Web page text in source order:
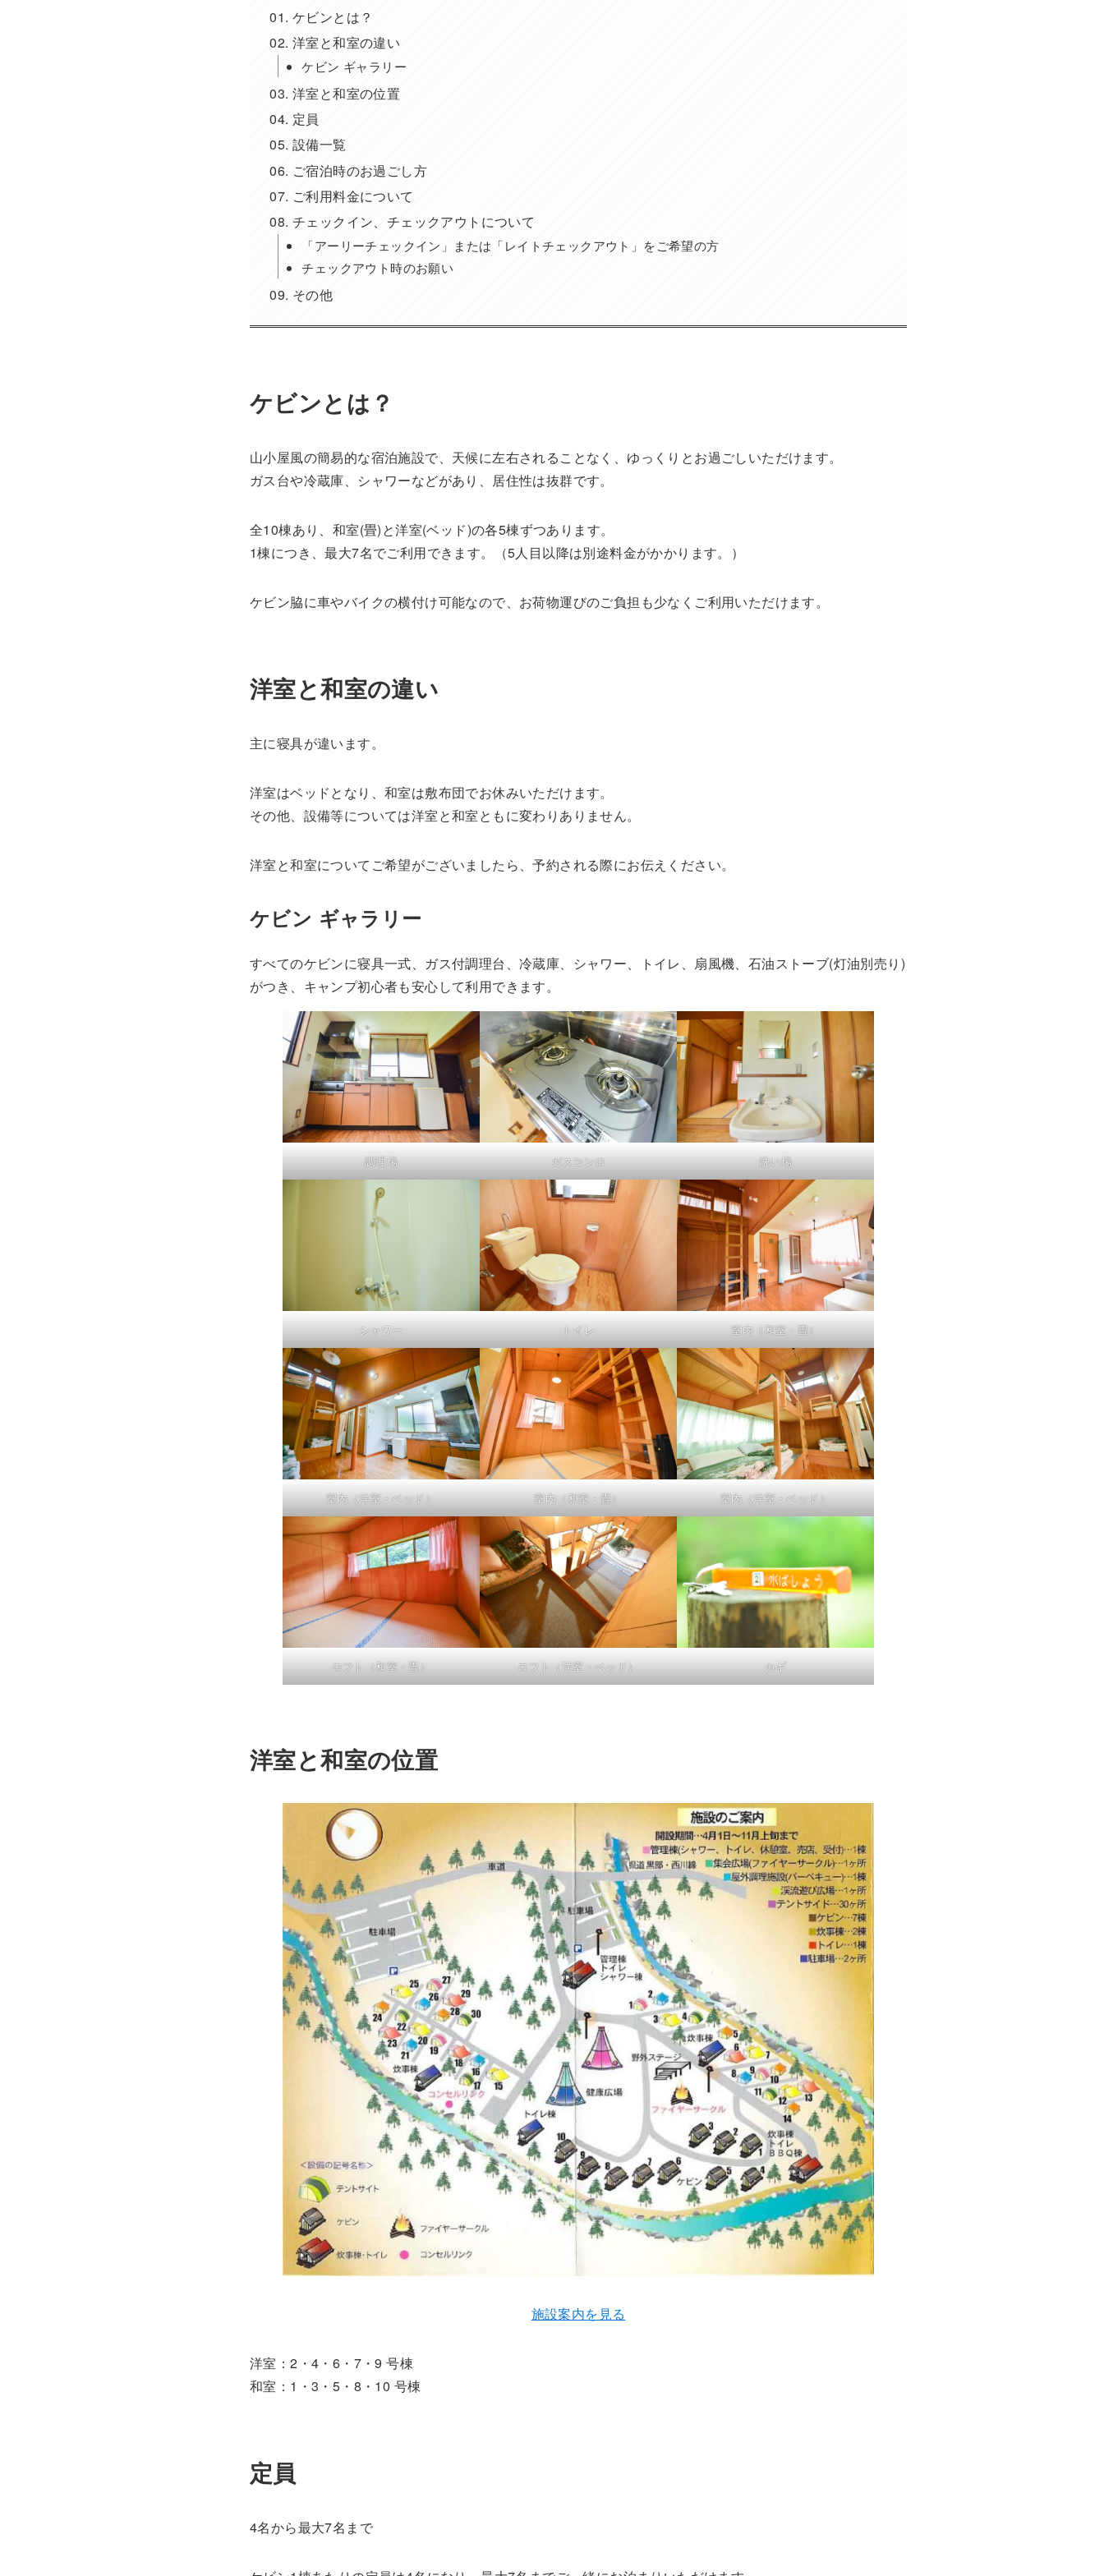
ケビンとは？
洋室と和室の違い
ケビン ギャラリー
洋室と和室の位置
定員
設備一覧
ご宿泊時のお過ごし方
ご利用料金について
チェックイン、チェックアウトについて
「アーリーチェックイン」または「レイトチェックアウト」をご希望の方
チェックアウト時のお願い
その他
ケビンとは？
山小屋風の簡易的な宿泊施設で、天候に左右されることなく、ゆっくりとお過ごしいただけます。
ガス台や冷蔵庫、シャワーなどがあり、居住性は抜群です。
全10棟あり、和室(畳)と洋室(ベッド)の各5棟ずつあります。
1棟につき、最大7名でご利用できます。（5人目以降は別途料金がかかります。）
ケビン脇に車やバイクの横付け可能なので、お荷物運びのご負担も少なくご利用いただけます。
洋室と和室の違い
主に寝具が違います。
洋室はベッドとなり、和室は敷布団でお休みいただけます。
その他、設備等については洋室と和室ともに変わりありません。
洋室と和室についてご希望がございましたら、予約される際にお伝えください。
ケビン ギャラリー
すべてのケビンに寝具一式、ガス付調理台、冷蔵庫、シャワー、トイレ、扇風機、石油ストーブ(灯油別売り)
がつき、キャンプ初心者も安心して利用できます。
調理場 ガスコンロ 洗い場
シャワー トイレ 室内（和室・畳）
室内（洋室・ベッド） 室内（和室・畳） 室内（洋室・ベッド）
ロフト（和室・畳） ロフト（洋室・ベッド） カギ
洋室と和室の位置
施設案内を見る
洋室：2・4・6・7・9 号棟
和室：1・3・5・8・10 号棟
定員
4名から最大7名まで